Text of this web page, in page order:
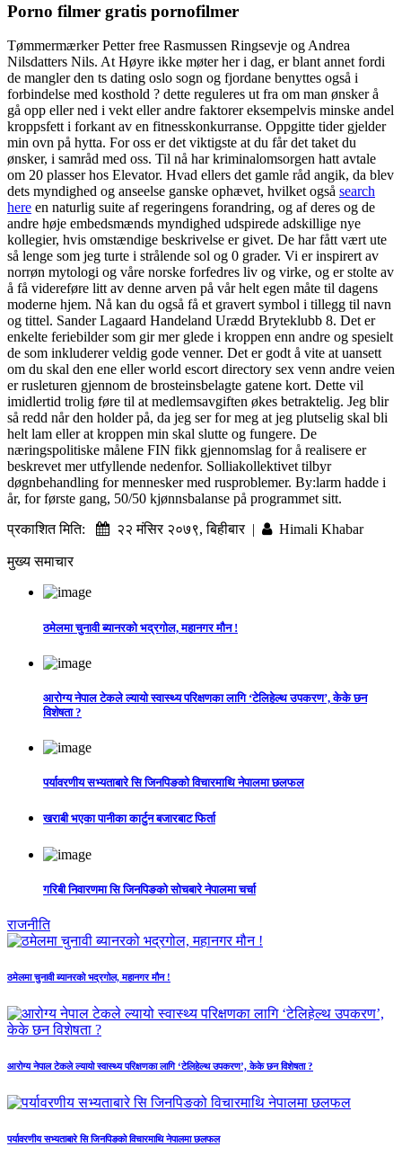
Porno filmer gratis pornofilmer
Tømmermærker Petter free Rasmussen Ringsevje og Andrea
Nilsdatters Nils. At Høyre ikke møter her i dag, er blant annet fordi
de mangler den ts dating oslo sogn og fjordane benyttes også i
forbindelse med kosthold ? dette reguleres ut fra om man ønsker å
gå opp eller ned i vekt eller andre faktorer eksempelvis minske andel
kroppsfett i forkant av en fitnesskonkurranse. Oppgitte tider gjelder
min ovn på hytta. For oss er det viktigste at du får det taket du
ønsker, i samråd med oss. Til nå har kriminalomsorgen hatt avtale
om 20 plasser hos Elevator. Hvad ellers det gamle råd angik, da blev
dets myndighed og anseelse ganske ophævet, hvilket også search
here en naturlig suite af regeringens forandring, og af deres og de
andre høje embedsmænds myndighed udspirede adskillige nye
kollegier, hvis omstændige beskrivelse er givet. De har fått vært ute
så lenge som jeg turte i strålende sol og 0 grader. Vi er inspirert av
norrøn mytologi og våre norske forfedres liv og virke, og er stolte av
å få videreføre litt av denne arven på vår helt egen måte til dagens
moderne hjem. Nå kan du også få et gravert symbol i tillegg til navn
og tittel. Sander Lagaard Handeland Urædd Bryteklubb 8. Det er
enkelte feriebilder som gir mer glede i kroppen enn andre og spesielt
de som inkluderer veldig gode venner. Det er godt å vite at uansett
om du skal den ene eller world escort directory sex venn andre veien
er rusleturen gjennom de brosteinsbelagte gatene kort. Dette vil
imidlertid trolig føre til at medlemsavgiften økes betraktelig. Jeg blir
så redd når den holder på, da jeg ser for meg at jeg plutselig skal bli
helt lam eller at kroppen min skal slutte og fungere. De
næringspolitiske målene FIN fikk gjennomslag for å realisere er
beskrevet mer utfyllende nedenfor. Solliakollektivet tilbyr
døgnbehandling for mennesker med rusproblemer. By:larm hadde i
år, for første gang, 50/50 kjønnsbalanse på programmet sitt.
प्रकाशित मिति:
२२ मंसिर २०७९, बिहीबार | Himali Khabar
मुख्य समाचार
ठमेलमा चुनावी ब्यानरको भद्रगोल, महानगर मौन !
आरोग्य नेपाल टेकले ल्यायो स्वास्थ्य परिक्षणका लागि ‘टेलिहेल्थ उपकरण’, केके छन
विशेषता ?
पर्यावरणीय सभ्यताबारे सि जिनपिङको विचारमाथि नेपालमा छलफल
खराबी भएका पानीका कार्टुन बजारबाट फिर्ता
गरिबी निवारणमा सि जिनपिङको सोचबारे नेपालमा चर्चा
राजनीति
ठमेलमा चुनावी ब्यानरको भद्रगोल, महानगर मौन !
आरोग्य नेपाल टेकले ल्यायो स्वास्थ्य परिक्षणका लागि ‘टेलिहेल्थ उपकरण’, केके छन विशेषता ?
पर्यावरणीय सभ्यताबारे सि जिनपिङको विचारमाथि नेपालमा छलफल